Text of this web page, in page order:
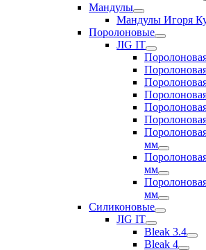
Мандулы
Мандулы Игоря
Поролоновые
JIG IT
мм
мм
мм
Силиконовые
JIG IT
Bleak 3.4
Bleak 4